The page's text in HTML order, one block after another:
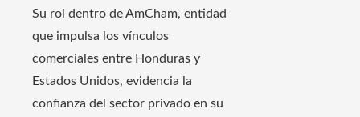
Su rol dentro de AmCham, entidad
que impulsa los vínculos
comerciales entre Honduras y
Estados Unidos, evidencia la
confianza del sector privado en su